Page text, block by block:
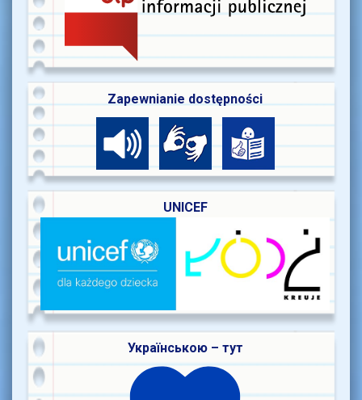
Zapewnianie dostępności
UNICEF
Українською – тут